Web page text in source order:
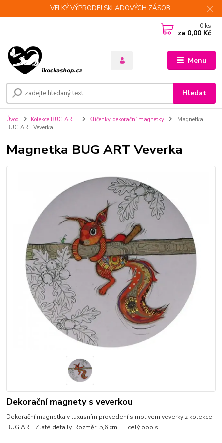
VELKÝ VÝPRODEJ SKLADOVÝCH ZÁSOB.
Menu
Hledat
0 ks
za 0,00 Kč
Úvod Kolekce BUG ART Klíčenky, dekorační magnetky
Magnetka
BUG ART Veverka
Magnetka BUG ART Veverka
Dekorační magnety s veverkou
Dekorační magnetka v luxusním provedení s motivem veverky z kolekce
BUG ART. Zlaté detaily. Rozměr: 5,6 cm celý popis